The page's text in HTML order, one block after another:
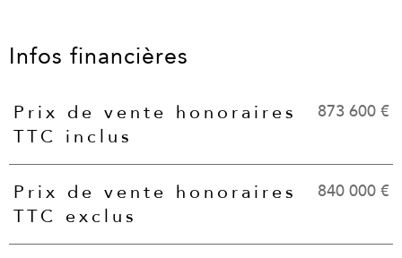
Infos financières
Caractéristiques Valeurs
Prix de vente honoraires
TTC inclus
873 600 €
Prix de vente honoraires
TTC exclus
840 000 €